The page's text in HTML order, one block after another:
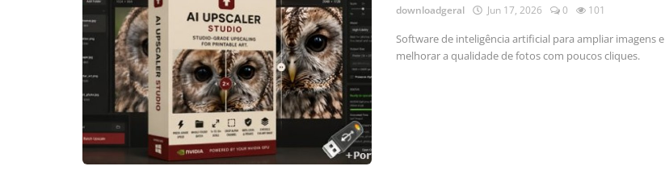
downloadgeral Jun 17, 2026 0 101
Software de inteligência artificial para ampliar imagens e
melhorar a qualidade de fotos com poucos cliques.